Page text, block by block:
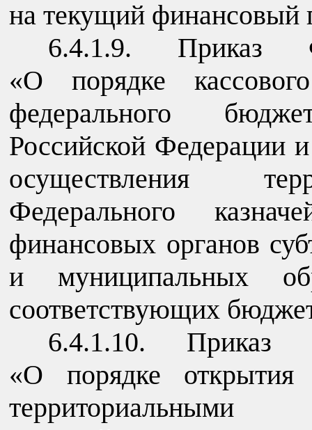
на текущий финансовый
6.4.1.9. Приказ
«О порядке
федерального
Российской Федерации
осуществления
Федерального
финансовых органов
и муниципальных
соответствующих
6.4.1.10. Приказ
«О порядке
территориальными